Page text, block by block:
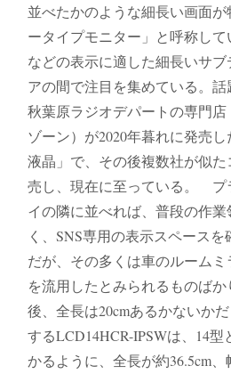
並べたかのような細長い画面
ータイプモニター」と呼称し
などの表示に適した細長いサ
アの間で注目を集めている。
秋葉原ラジオデパートの専門店
ゾーン）が2020年暮れに発売
液晶」で、その後複数社が似
売し、現在に至っている。 プ
イの隣に並べれば、普段の作
く、SNS専用の表示スペース
だが、その多くは車のルーム
を流用したとみられるものば
後、全長は20cmあるかないか
するLCD14HCR-IPSWは、14
かるように、全長が約36.5cm